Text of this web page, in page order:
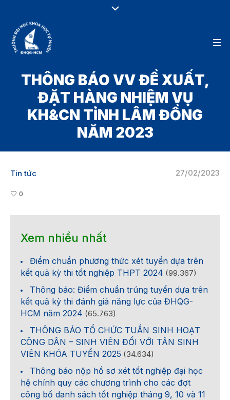
THÔNG BÁO VV ĐỀ XUẤT,
ĐẶT HÀNG NHIỆM VỤ
KH&CN TỈNH LÂM ĐỒNG
NĂM 2023
27/02/2023
Tin tức
0
Xem nhiều nhất
Điểm chuẩn phương thức xét tuyển dựa trên
kết quả kỳ thi tốt nghiệp THPT 2024 (99.367)
Thông báo: Điểm chuẩn trúng tuyển dựa trên
kết quả kỳ thi đánh giá năng lực của ĐHQG-
HCM năm 2024 (65.763)
THÔNG BÁO TỔ CHỨC TUẦN SINH HOẠT
CÔNG DÂN – SINH VIÊN ĐỐI VỚI TÂN SINH
VIÊN KHÓA TUYỂN 2025 (34.634)
Thông báo nộp hồ sơ xét tốt nghiệp đại học
hệ chính quy các chương trình cho các đợt
công bố danh sách tốt nghiệp tháng 9, 10 và 11